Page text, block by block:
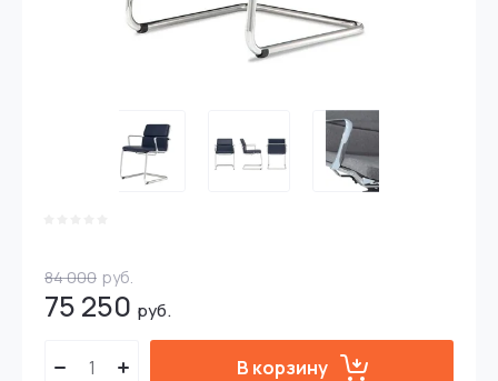
84 000 руб.
75 250 руб.
В корзину